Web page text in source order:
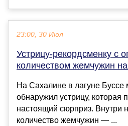
23:00, 30 Июл
Устрицу-рекордсменку с
количеством жемчужин
На Сахалине в лагуне Буссе
обнаружил устрицу, которая
настоящий сюрприз. Внутри
количество жемчужин — ...